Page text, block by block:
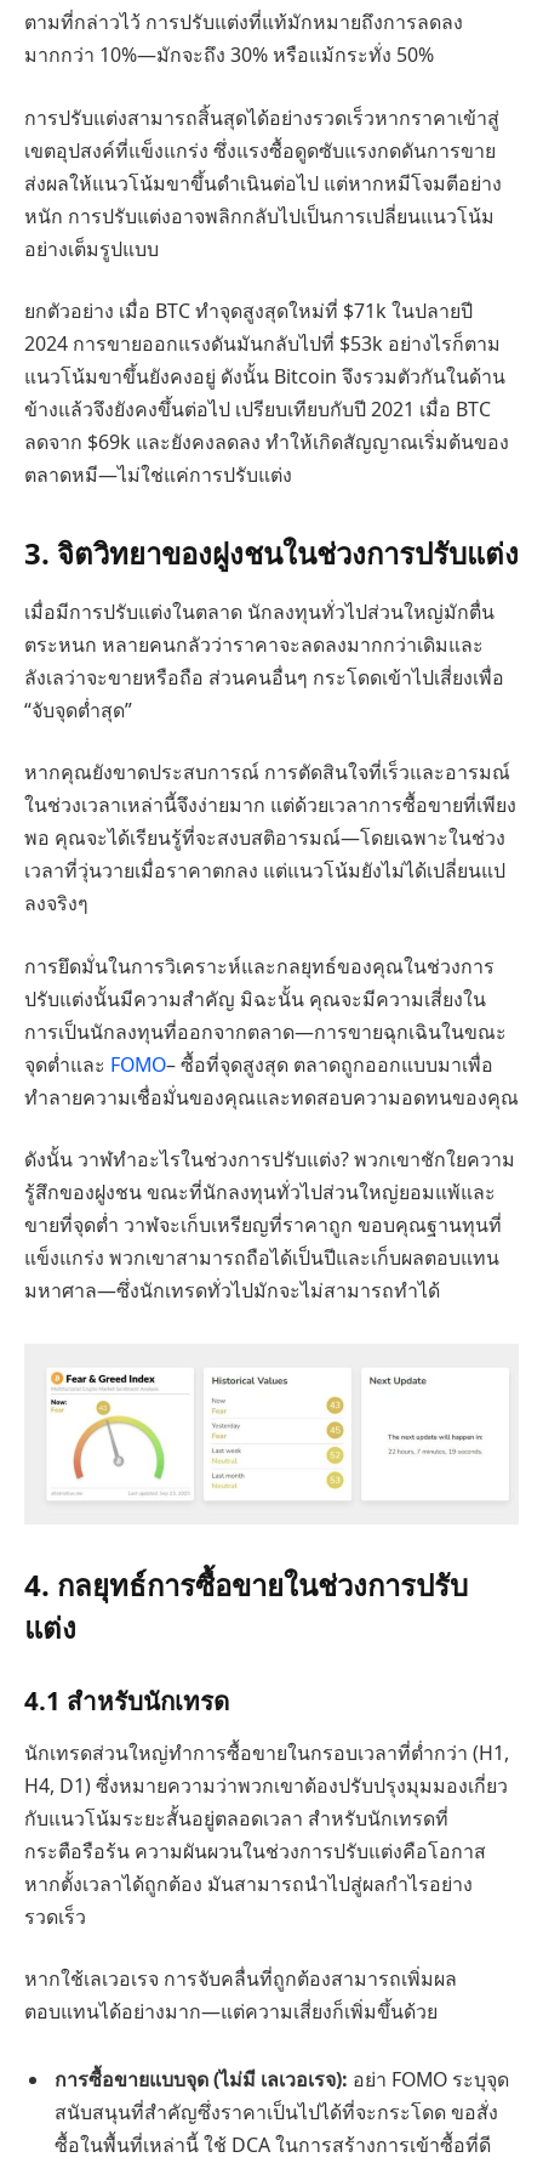
ตามที่กล่าวไว้ การปรับแต่งที่แท้มักหมายถึงการลดลง
มากกว่า 10%—มักจะถึง 30% หรือแม้กระทั่ง 50%
การปรับแต่งสามารถสิ้นสุดได้อย่างรวดเร็วหากราคาเข้าสู่
เขตอุปสงค์ที่แข็งแกร่ง ซึ่งแรงซื้อดูดซับแรงกดดันการขาย
ส่งผลให้แนวโน้มขาขึ้นดำเนินต่อไป แต่หากหมีโจมตีอย่าง
หนัก การปรับแต่งอาจพลิกกลับไปเป็นการเปลี่ยนแนวโน้ม
อย่างเต็มรูปแบบ
ยกตัวอย่าง เมื่อ BTC ทำจุดสูงสุดใหม่ที่ $71k ในปลายปี
2024 การขายออกแรงดันมันกลับไปที่ $53k อย่างไรก็ตาม
แนวโน้มขาขึ้นยังคงอยู่ ดังนั้น Bitcoin จึงรวมตัวกันในด้าน
ข้างแล้วจึงยังคงขึ้นต่อไป เปรียบเทียบกับปี 2021 เมื่อ BTC
ลดจาก $69k และยังคงลดลง ทำให้เกิดสัญญาณเริ่มต้นของ
ตลาดหมี—ไม่ใช่แค่การปรับแต่ง
3. จิตวิทยาของฝูงชนในช่วงการปรับแต่ง
เมื่อมีการปรับแต่งในตลาด นักลงทุนทั่วไปส่วนใหญ่มักตื่น
ตระหนก หลายคนกลัวว่าราคาจะลดลงมากกว่าเดิมและ
ลังเลว่าจะขายหรือถือ ส่วนคนอื่นๆ กระโดดเข้าไปเสี่ยงเพื่อ
“จับจุดต่ำสุด”
หากคุณยังขาดประสบการณ์ การตัดสินใจที่เร็วและอารมณ์
ในช่วงเวลาเหล่านี้จึงง่ายมาก แต่ด้วยเวลาการซื้อขายที่เพียง
พอ คุณจะได้เรียนรู้ที่จะสงบสติอารมณ์—โดยเฉพาะในช่วง
เวลาที่วุ่นวายเมื่อราคาตกลง แต่แนวโน้มยังไม่ได้เปลี่ยนแป
ลงจริงๆ
การยึดมั่นในการวิเคราะห์และกลยุทธ์ของคุณในช่วงการ
ปรับแต่งนั้นมีความสำคัญ มิฉะนั้น คุณจะมีความเสี่ยงใน
การเป็นนักลงทุนที่ออกจากตลาด—การขายฉุกเฉินในขณะ
จุดต่ำและ FOMO– ซื้อที่จุดสูงสุด ตลาดถูกออกแบบมาเพื่อ
ทำลายความเชื่อมั่นของคุณและทดสอบความอดทนของคุณ
ดังนั้น วาฬทำอะไรในช่วงการปรับแต่ง? พวกเขาชักใยความ
รู้สึกของฝูงชน ขณะที่นักลงทุนทั่วไปส่วนใหญ่ยอมแพ้และ
ขายที่จุดต่ำ วาฬจะเก็บเหรียญที่ราคาถูก ขอบคุณฐานทุนที่
แข็งแกร่ง พวกเขาสามารถถือได้เป็นปีและเก็บผลตอบแทน
มหาศาล—ซึ่งนักเทรดทั่วไปมักจะไม่สามารถทำได้
4. กลยุทธ์การซื้อขายในช่วงการปรับ
แต่ง
4.1 สำหรับนักเทรด
นักเทรดส่วนใหญ่ทำการซื้อขายในกรอบเวลาที่ต่ำกว่า (H1,
H4, D1) ซึ่งหมายความว่าพวกเขาต้องปรับปรุงมุมมองเกี่ยว
กับแนวโน้มระยะสั้นอยู่ตลอดเวลา สำหรับนักเทรดที่
กระตือรือร้น ความผันผวนในช่วงการปรับแต่งคือโอกาส
หากตั้งเวลาได้ถูกต้อง มันสามารถนำไปสู่ผลกำไรอย่าง
รวดเร็ว
หากใช้เลเวอเรจ การจับคลื่นที่ถูกต้องสามารถเพิ่มผล
ตอบแทนได้อย่างมาก—แต่ความเสี่ยงก็เพิ่มขึ้นด้วย
การซื้อขายแบบจุด (ไม่มี เลเวอเรจ): อย่า FOMO ระบุจุด
สนับสนุนที่สำคัญซึ่งราคาเป็นไปได้ที่จะกระโดด ขอสั่ง
ซื้อในพื้นที่เหล่านี้ ใช้ DCA ในการสร้างการเข้าซื้อที่ดี